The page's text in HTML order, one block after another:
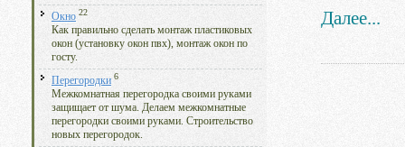
Окно 22
Как правильно сделать монтаж пластиковых
окон (установку окон пвх), монтаж окон по
госту.
Перегородки 6
Межкомнатная перегородка своими руками
защищает от шума. Делаем межкомнатные
перегородки своими руками. Строительство
новых перегородок.
Далее...